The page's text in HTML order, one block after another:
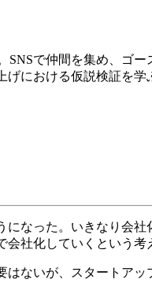
で仲間を集め、ゴ
における仮説検証を学
なった。いきなり会
社化していくという考
ないが、スタートア